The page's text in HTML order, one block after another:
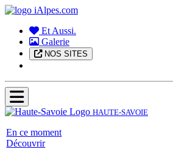
Et Aussi.
Galerie
NOS SITES
HAUTE-SAVOIE
En ce moment
Découvrir